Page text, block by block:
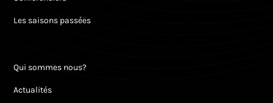
Les saisons passées
Qui sommes nous?
Actualités